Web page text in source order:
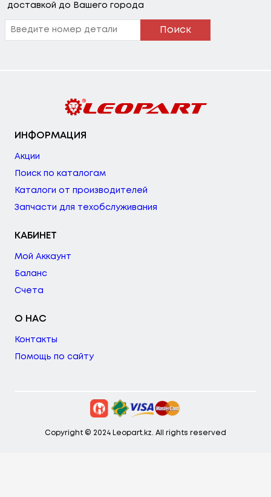
доставкой до Вашего города
Поиск
ИНФОРМАЦИЯ
Акции
Поиск по каталогам
Каталоги от производителей
Запчасти для техобслуживания
КАБИНЕТ
Мой Аккаунт
Баланс
Счета
О НАС
Контакты
Помощь по сайту
Copyright © 2024 Leopart.kz. All rights reserved